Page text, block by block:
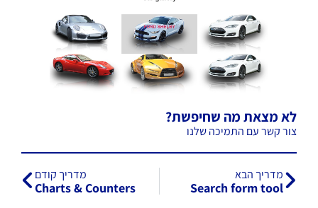
לא מצאת מה שחיפשת?
צור קשר עם התמיכה שלנו
מדריך הבא
Search form tool
מדריך קודם
Charts & Counters